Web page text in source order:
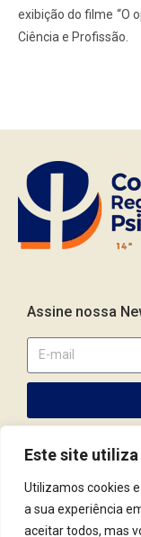
Este site
Utilizamos cookies
a sua experiência
aceitar todos, mas
exibição do filme “O
Ciência e Profissão.
Assine nossa
Av. Fernando